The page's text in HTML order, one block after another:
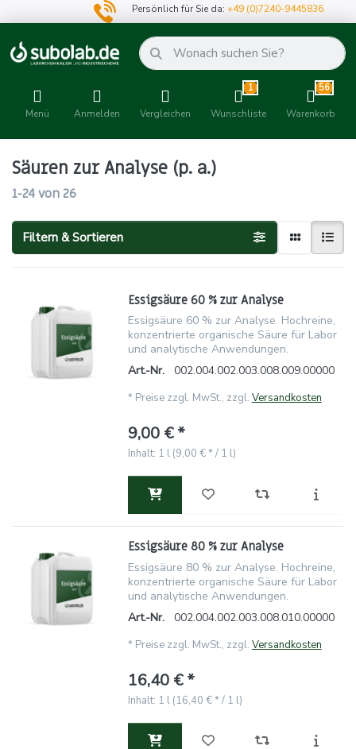
Persönlich für Sie da:+49 (0)7240-9445836
Menü Anmelden Vergleichen
1
Wunschliste
56
Warenkorb
Säuren zur Analyse (p. a.)
1-24von26
Filtern & Sortieren
Essigsäure 60 % zur Analyse
Essigsäure 60 % zur Analyse. Hochreine,
konzentrierte organische Säure für Labor
und analytische Anwendungen.
Art.-Nr.
002.004.002.003.008.009.00000
* Preise zzgl. MwSt., zzgl. Versandkosten
9,00 € *
Inhalt: 1 l (9,00 € * / 1 l)
Essigsäure 80 % zur Analyse
Essigsäure 80 % zur Analyse. Hochreine,
konzentrierte organische Säure für Labor
und analytische Anwendungen.
Art.-Nr.
002.004.002.003.008.010.00000
* Preise zzgl. MwSt., zzgl. Versandkosten
16,40 € *
Inhalt: 1 l (16,40 € * / 1 l)